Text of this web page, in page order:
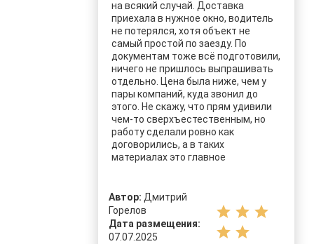
на всякий случай. Доставка
приехала в нужное окно, водитель
не потерялся, хотя объект не
самый простой по заезду. По
документам тоже всё подготовили,
ничего не пришлось выпрашивать
отдельно. Цена была ниже, чем у
пары компаний, куда звонил до
этого. Не скажу, что прям удивили
чем-то сверхъестественным, но
работу сделали ровно как
договорились, а в таких
материалах это главное
Автор: Дмитрий
Горелов
Дата размещения:
07.07.2025
star star star
star star